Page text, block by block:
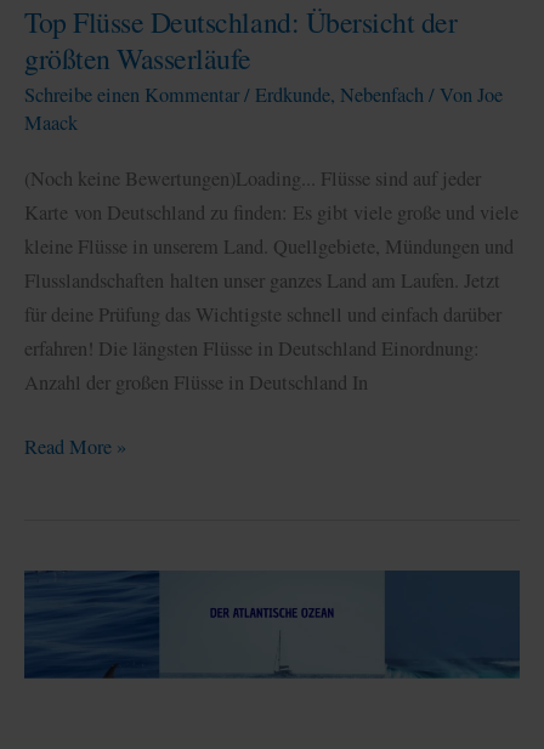
Top Flüsse Deutschland: Übersicht der
größten Wasserläufe
Schreibe einen Kommentar/ Erdkunde, Nebenfach/ VonJoe
Maack
(Noch keine Bewertungen)Loading... Flüsse sind auf jeder
Karte von Deutschland zu finden: Es gibt viele große und viele
kleine Flüsse in unserem Land. Quellgebiete, Mündungen und
Flusslandschaften halten unser ganzes Land am Laufen. Jetzt
für deine Prüfung das Wichtigste schnell und einfach darüber
erfahren! Die längsten Flüsse in Deutschland Einordnung:
Anzahl der großen Flüsse in Deutschland In
Top
der
größten
Read More »